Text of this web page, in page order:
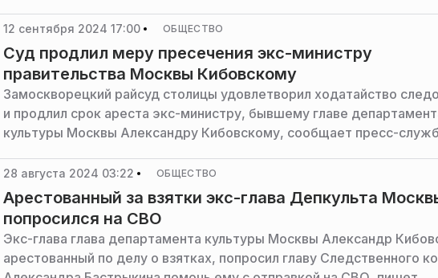
12 сентября 2024 17:00 ОБЩЕСТВО
Суд продлил меру пресечения экс-министру
правительства Москвы Кибовскому
Замоскворецкий райсуд столицы удовлетворил ходатайство
и продлил срок ареста экс-министру, бывшему главе
культуры Москвы Александру Кибовскому, сообщает пресс-
28 августа 2024 03:22 ОБЩЕСТВО
Арестованный за взятки экс-глава Депкульта
попросился на СВО
Экс-глава глава департамента культуры Москвы Александр
арестованный по делу о взятках, попросил главу Следственного